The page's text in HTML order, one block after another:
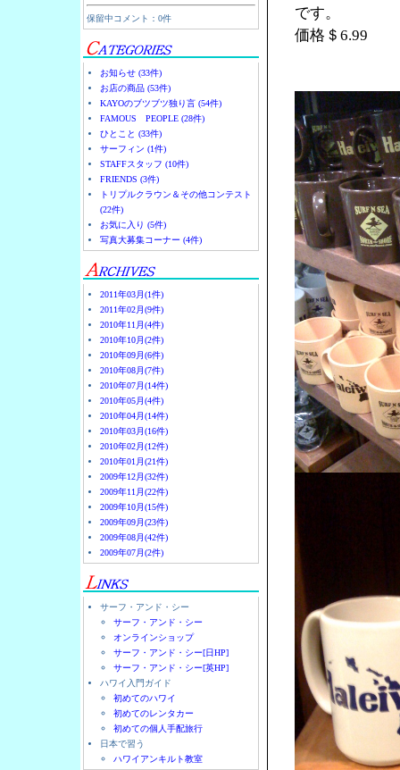
保留中コメント：0件
お知らせ (33件)
お店の商品 (53件)
KAYOのブツブツ独り言 (54件)
FAMOUS PEOPLE (28件)
ひとこと (33件)
サーフィン (1件)
STAFFスタッフ (10件)
FRIENDS (3件)
トリプルクラウン＆その他コンテスト
(22件)
お気に入り (5件)
写真大募集コーナー (4件)
2011年03月(1件)
2011年02月(9件)
2010年11月(4件)
2010年10月(2件)
2010年09月(6件)
2010年08月(7件)
2010年07月(14件)
2010年05月(4件)
2010年04月(14件)
2010年03月(16件)
2010年02月(12件)
2010年01月(21件)
2009年12月(32件)
2009年11月(22件)
2009年10月(15件)
2009年09月(23件)
2009年08月(42件)
2009年07月(2件)
サーフ・アンド・シー
サーフ・アンド・シー
オンラインショップ
サーフ・アンド・シー[日HP]
サーフ・アンド・シー[英HP]
ハワイ入門ガイド
初めてのハワイ
初めてのレンタカー
初めての個人手配旅行
日本で習う
ハワイアンキルト教室
です。
価格＄6.99